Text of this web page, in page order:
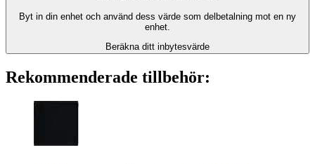
Byt in din enhet och använd dess värde som delbetalning mot en ny
enhet.
Beräkna ditt inbytesvärde
Rekommenderade tillbehör: